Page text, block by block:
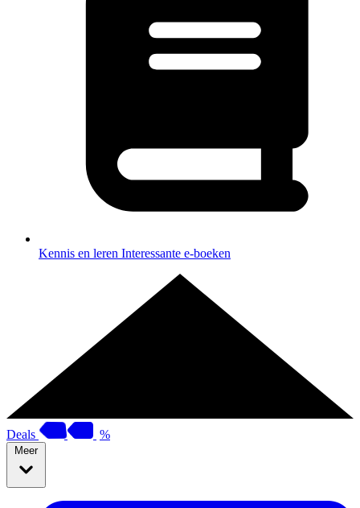
Kennis en leren Interessante e-boeken
Deals %
Meer